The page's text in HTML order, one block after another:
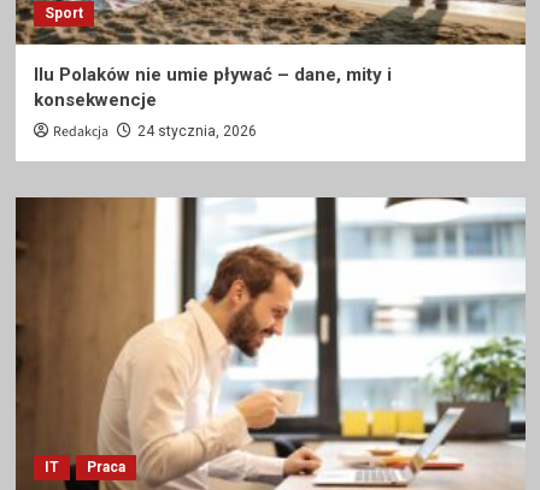
Sport
Ilu Polaków nie umie pływać – dane, mity i
konsekwencje
Redakcja 24 stycznia, 2026
IT Praca